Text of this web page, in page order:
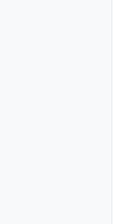
для Ташкента
поддержки.